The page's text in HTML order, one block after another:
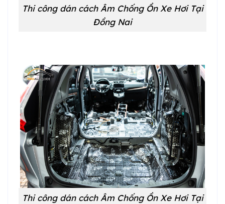
Thi công dán cách Âm Chống Ồn Xe Hơi Tại
Đồng Nai
Thi công dán cách Âm Chống Ồn Xe Hơi Tại